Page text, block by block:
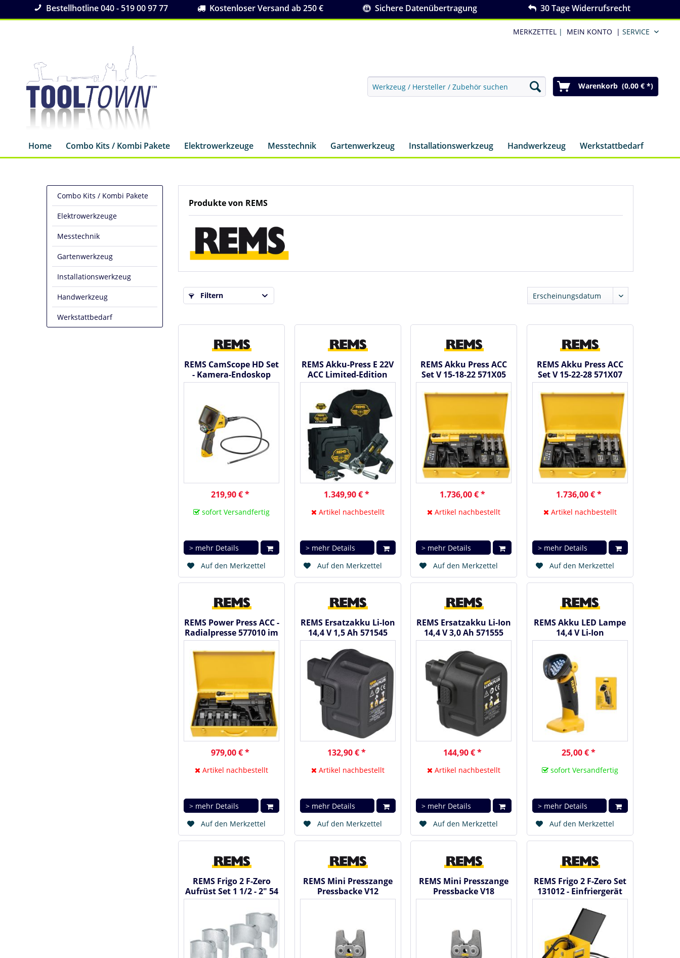
Bestellhotline 040 - 519 00 97 77 Kostenloser Versand ab 250 € Sichere Datenübertragung 30 Tage Widerrufsrecht
MERKZETTEL | MEIN KONTO | SERVICE
Warenkorb (0,00 € *)
Home Combo Kits / Kombi Pakete Elektrowerkzeuge Messtechnik Gartenwerkzeug Installationswerkzeug Handwerkzeug Werkstattbedarf
Combo Kits / Kombi Pakete
Elektrowerkzeuge
Messtechnik
Gartenwerkzeug
Installationswerkzeug
Handwerkzeug
Werkstattbedarf
Produkte von REMS
Filtern
REMS CamScope HD Set
- Kamera-Endoskop
219,90 € *
sofort Versandfertig
> mehr Details
Auf den Merkzettel
REMS Akku-Press E 22V
ACC Limited-Edition
DEU 2024 - Akku...
1.349,90 € *
Artikel nachbestellt
> mehr Details
Auf den Merkzettel
REMS Akku Press ACC
Set V 15-18-22 571X05
R220 - Akku
Radialpresse...
1.736,00 € *
Artikel nachbestellt
> mehr Details
Auf den Merkzettel
REMS Akku Press ACC
Set V 15-22-28 571X07
R220 - Akku
Radialpresse...
1.736,00 € *
Artikel nachbestellt
> mehr Details
Auf den Merkzettel
REMS Power Press ACC -
Radialpresse 577010 im
Metallkoffer
979,00 € *
Artikel nachbestellt
> mehr Details
Auf den Merkzettel
REMS Ersatzakku Li-Ion
14,4 V 1,5 Ah 571545
132,90 € *
Artikel nachbestellt
> mehr Details
Auf den Merkzettel
REMS Ersatzakku Li-Ion
14,4 V 3,0 Ah 571555
144,90 € *
Artikel nachbestellt
> mehr Details
Auf den Merkzettel
REMS Akku LED Lampe
14,4 V Li-Ion
25,00 € *
sofort Versandfertig
> mehr Details
Auf den Merkzettel
REMS Frigo 2 F-Zero
Aufrüst Set 1 1/2 - 2" 54
- 60mm ( 131160 )
REMS Mini Presszange
Pressbacke V12
REMS Mini Presszange
Pressbacke V18
REMS Frigo 2 F-Zero Set
131012 - Einfriergerät